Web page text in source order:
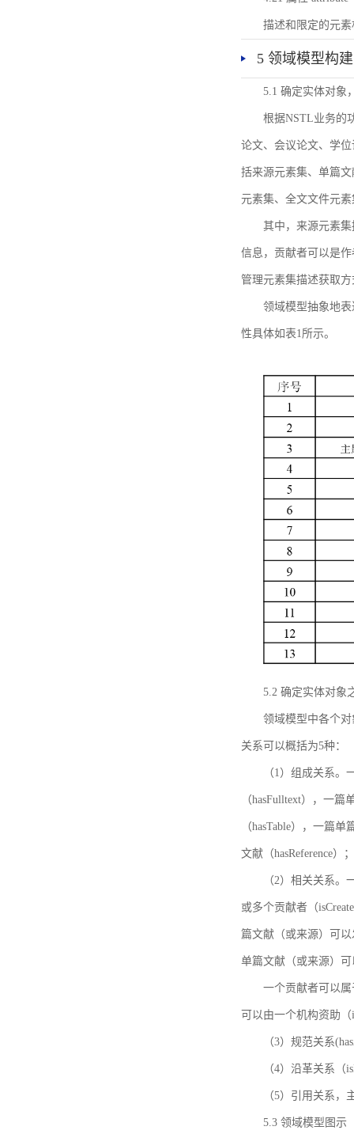
描述和限定的元
5 领域模型构建
5.1 确定实体对象
根据NSTL业务的
论文、会议论文、学
括来源元素集、单篇
元素集、全文文件元
其中，来源元素
信息，贡献者可以是
管理元素集描述获取
领域模型抽象地
性具体如表1所示。
5.2 确定实体对象
领域模型中各个
关系可以概括为5种：
（1）组成关系
（hasFulltext），一
（hasTable），一篇
文献（hasReference）；
（2）相关关系
或多个贡献者（
篇文献（或来源）可
单篇文献（或来源）可
一个贡献者可以
可以由一个机构资助（
（3）规范关系
（4）沿革关系
（5）引用关系，
5.3 领域模型图示